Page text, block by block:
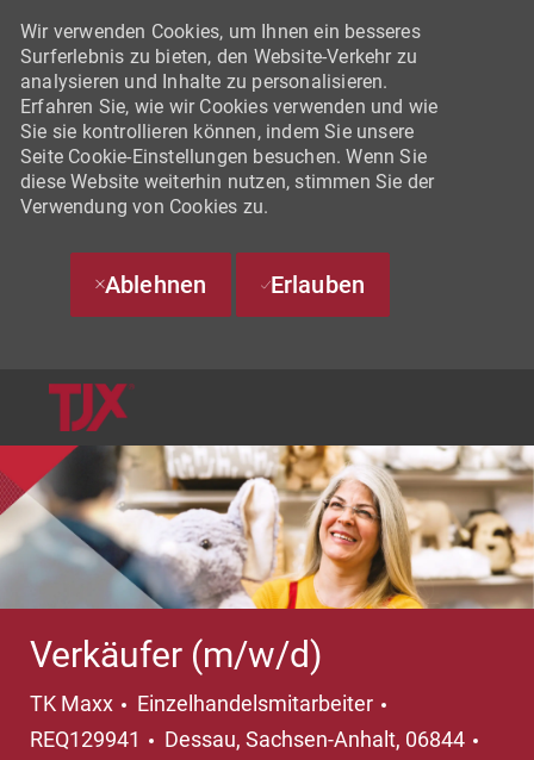
Wir verwenden Cookies, um Ihnen ein besseres
Surferlebnis zu bieten, den Website-Verkehr zu
analysieren und Inhalte zu personalisieren.
Erfahren Sie, wie wir Cookies verwenden und wie
Sie sie kontrollieren können, indem Sie unsere
Seite Cookie-Einstellungen besuchen. Wenn Sie
diese Website weiterhin nutzen, stimmen Sie der
Verwendung von Cookies zu.
Ablehnen Erlauben
Verkäufer (m/w/d)
TK Maxx Kategorie
Einzelhandelsmitarbeiter
REQ129941
Ort
Dessau, Sachsen-Anhalt, 06844